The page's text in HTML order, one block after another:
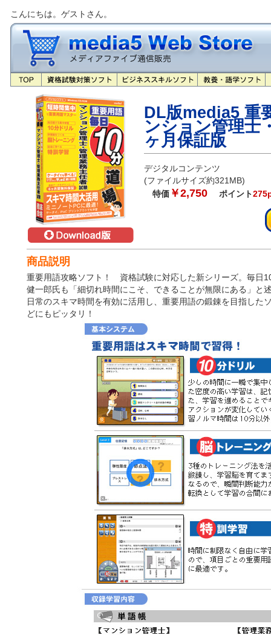
こんにちは。ゲストさん。
DL版media5 重
ンション管理士
ヶ月保証版
デジタルコンテンツ
(ファイルサイズ約321MB)
特価 ￥2,750 ポイント
商品説明
重要用語攻略ソフト！ 資格試験に対応した新シリーズ。毎日
健一郎氏も「細切れ時間にこそ、できることが無限にある」と
日常のスキマ時間を有効に活用し、重要用語の鍛錬を目指した
どにもピッタリ！